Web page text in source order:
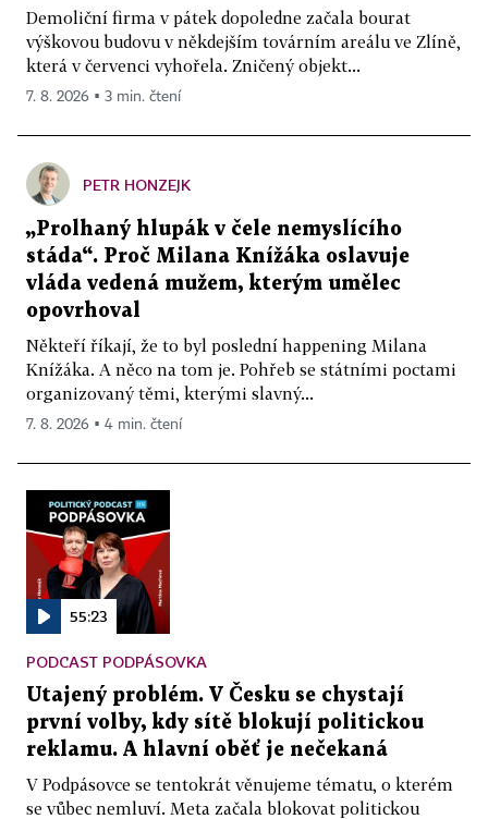
Demoliční firma v pátek dopoledne začala bourat
výškovou budovu v někdejším továrním areálu ve Zlíně,
která v červenci vyhořela. Zničený objekt...
7. 8. 2026 ▪ 3 min. čtení
PETR HONZEJK
„Prolhaný hlupák v čele nemyslícího
stáda“. Proč Milana Knížáka oslavuje
vláda vedená mužem, kterým umělec
opovrhoval
Někteří říkají, že to byl poslední happening Milana
Knížáka. A něco na tom je. Pohřeb se státními poctami
organizovaný těmi, kterými slavný...
7. 8. 2026 ▪ 4 min. čtení
55:23
PODCAST PODPÁSOVKA
Utajený problém. V Česku se chystají
první volby, kdy sítě blokují politickou
reklamu. A hlavní oběť je nečekaná
V Podpásovce se tentokrát věnujeme tématu, o kterém
se vůbec nemluví. Meta začala blokovat politickou